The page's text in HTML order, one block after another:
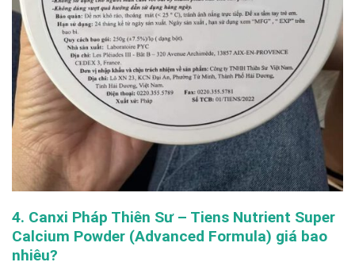
4. Canxi Pháp Thiên Sư – Tiens Nutrient Super
Calcium Powder (Advanced Formula) giá bao
nhiêu?